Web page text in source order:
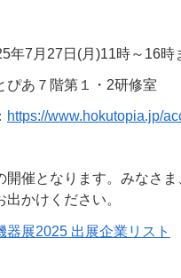
年7月27日(月)11時～16時
ぴあ７階第１・2研修室
https://www.hokutopia.jp/
開催となります。みなさ
出かけください。
器展2025 出展企業リスト